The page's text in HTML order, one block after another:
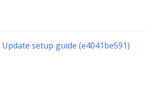
Update setup guide (e4041be591)